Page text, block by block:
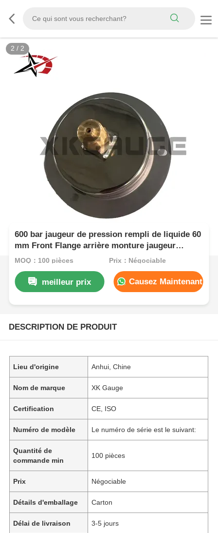
2 / 2
600 bar jaugeur de pression rempli de liquide 60
mm Front Flange arrière monture jaugeur
d'huile hydraulique
MOQ：100 pièces Prix：Négociable
meilleur prix Causez Maintenant
DESCRIPTION DE PRODUIT
Lieu d'origine Anhui, Chine
Nom de marque XK Gauge
Certification CE, ISO
Numéro de modèle Le numéro de série est le suivant:
Quantité de
commande min
100 pièces
Prix Négociable
Détails d'emballage Carton
Délai de livraison 3-5 jours